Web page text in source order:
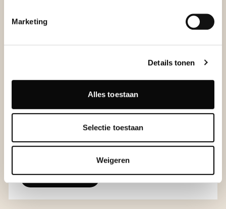
Marketing
Details tonen
Alles toestaan
Selectie toestaan
Weigeren
Vijf uur drankenarrangement
Vanaf €140 per persoon exclusief btw
(Sterke dranken, entertainment, vervoer, meubilair,
decoraties & hotelsuites zijn niet inbegrepen)
RESERVEER